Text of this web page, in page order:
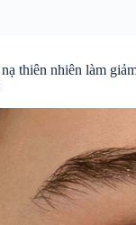
thiên nhiên làm